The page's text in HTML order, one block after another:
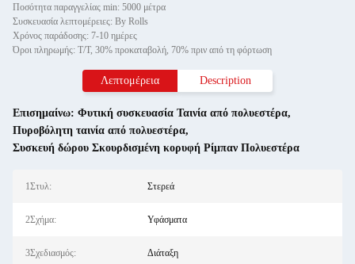
Ποσότητα παραγγελίας min: 5000 μέτρα
Συσκευασία λεπτομέρειες: By Rolls
Χρόνος παράδοσης: 7-10 ημέρες
Όροι πληρωμής: T/T, 30% προκαταβολή, 70% πριν από τη φόρτωση
Λεπτομέρεια Description
Επισημαίνω: Φυτική συσκευασία Ταινία από πολυεστέρα,
Πυροβόλητη ταινία από πολυεστέρα,
Συσκευή δώρου Σκουρδισμένη κορυφή Ρίμπαν Πολυεστέρα
1Στυλ: Στερεά
2Σχήμα: Υφάσματα
3Σχεδιασμός: Διάταξη